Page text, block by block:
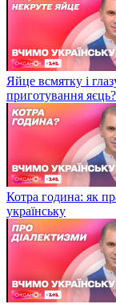
Яйце всмятку і
приготування
Котра година: як
українську